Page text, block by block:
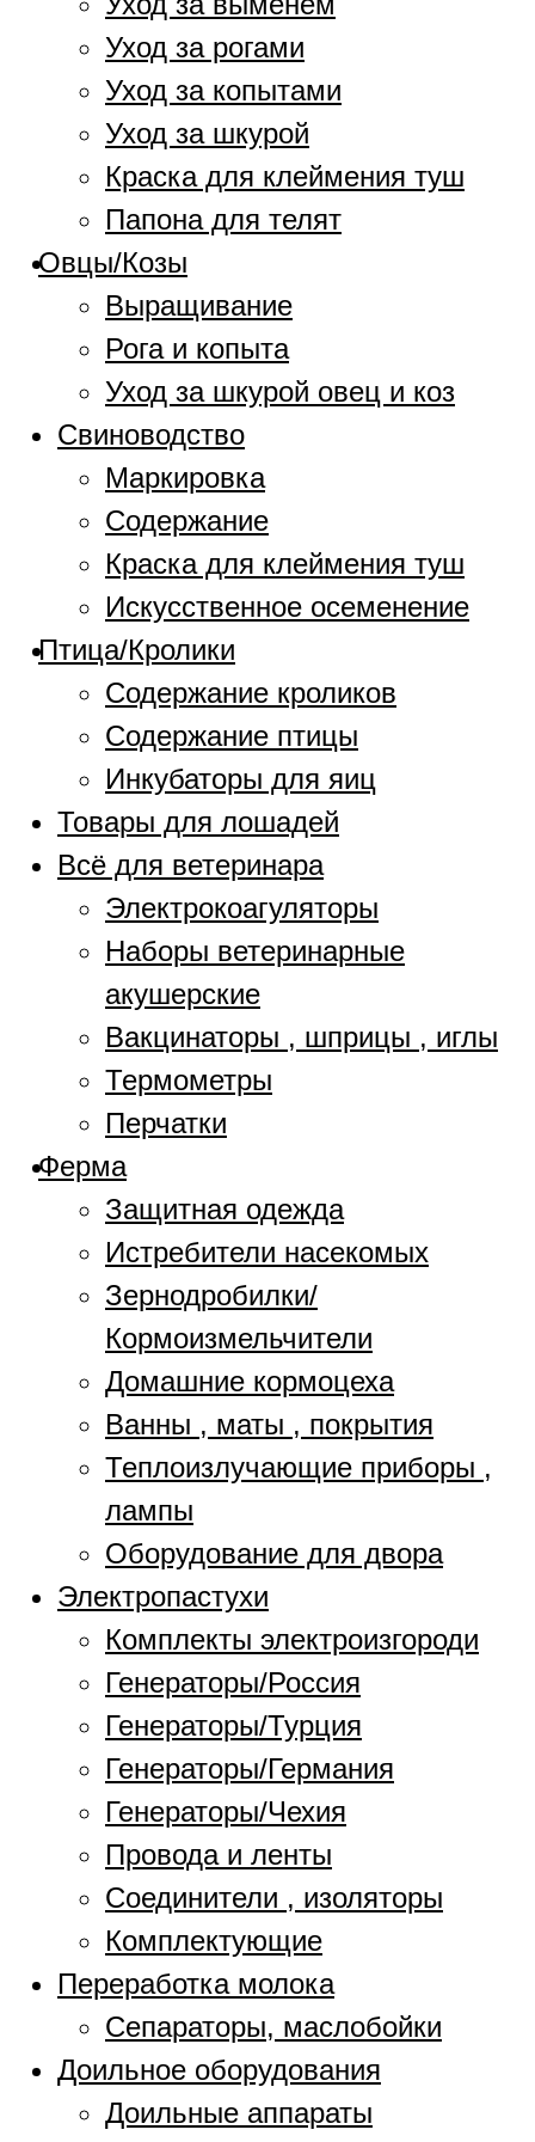
Уход за рогами
Уход за копытами
Уход за шкурой
Краска для клеймения туш
Папона для телят
Овцы/Козы
Выращивание
Рога и копыта
Уход за шкурой овец и коз
Свиноводство
Маркировка
Содержание
Краска для клеймения туш
Искусственное осеменение
Птица/Кролики
Содержание кроликов
Содержание птицы
Инкубаторы для яиц
Товары для лошадей
Всё для ветеринара
Электрокоагуляторы
Наборы ветеринарные
акушерские
Вакцинаторы , шприцы , иглы
Термометры
Перчатки
Ферма
Защитная одежда
Истребители насекомых
Зернодробилки/
Кормоизмельчители
Домашние кормоцеха
Ванны , маты , покрытия
Теплоизлучающие приборы ,
лампы
Оборудование для двора
Электропастухи
Комплекты электроизгороди
Генераторы/Россия
Генераторы/Турция
Генераторы/Германия
Генераторы/Чехия
Провода и ленты
Соединители , изоляторы
Комплектующие
Переработка молока
Сепараторы, маслобойки
Доильное оборудования
Доильные аппараты